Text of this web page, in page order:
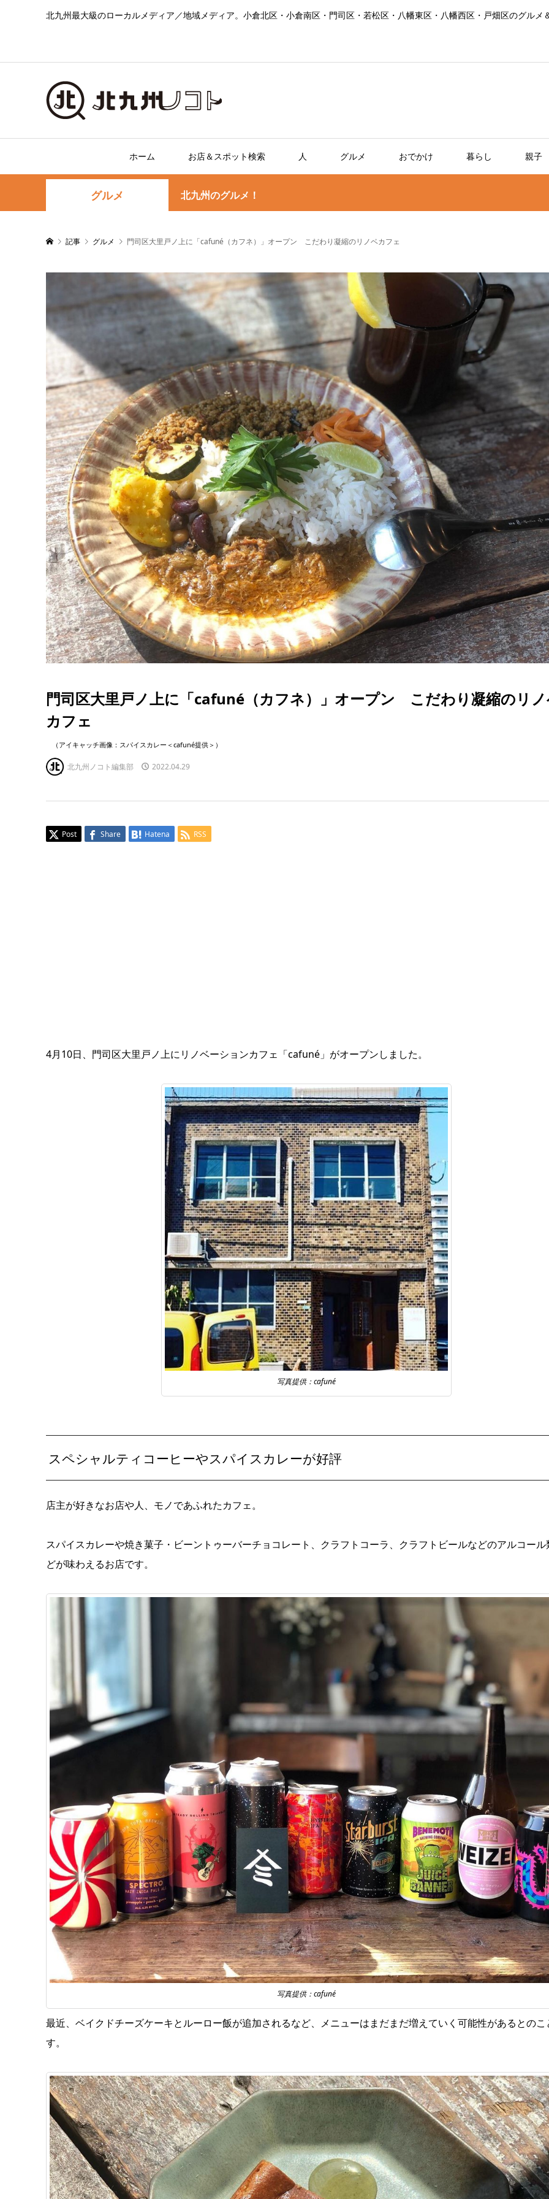
北九州最大級のローカルメディア／地域メディア。小倉北区・小倉南区・門司区・若松区・八幡東区・八幡西区・戸畑区のグル
ホーム お店＆スポット検索 人 グルメ おでかけ 暮らし 親子
グルメ 北九州のグルメ！
記事 グルメ 門司区大里戸ノ上に「cafuné（カフネ）」オープン こだわり凝縮のリノベカフェ
門司区大里戸ノ上に「cafuné（カフネ）」オープン こだわり凝縮のリ
カフェ
（アイキャッチ画像：スパイスカレー＜cafuné提供＞）
北九州ノコト編集部 2022.04.29
Post Share Hatena RSS
4月10日、門司区大里戸ノ上にリノベーションカフェ「cafuné」がオープンしました。
写真提供：cafuné
スペシャルティコーヒーやスパイスカレーが好評
店主が好きなお店や人、モノであふれたカフェ。
スパイスカレーや焼き菓子・ビーントゥーバーチョコレート、クラフトコーラ、クラフトビールなどのアルコール
どが味わえるお店です。
写真提供：cafuné
最近、ベイクドチーズケーキとルーロー飯が追加されるなど、メニューはまだまだ増えていく可能性があるとのこ
す。